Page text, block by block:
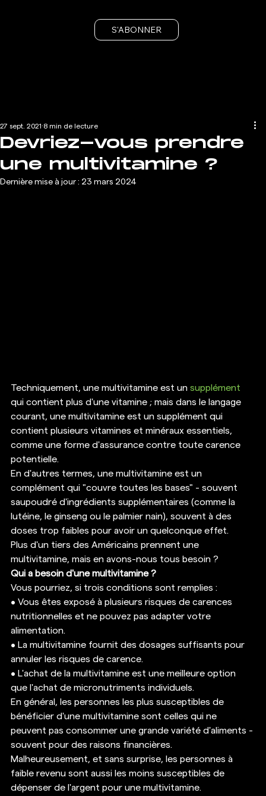
S'ABONNER
Devriez-vous prendre
une multivitamine ?
27 sept. 2021 8 min de lecture
Dernière mise à jour : 23 mars 2024
Techniquement, une multivitamine est un supplément
qui contient plus d'une vitamine ; mais dans le langage
courant, une multivitamine est un supplément qui
contient plusieurs vitamines et minéraux essentiels,
comme une forme d'assurance contre toute carence
potentielle.
En d'autres termes, une multivitamine est un
complément qui "couvre toutes les bases" - souvent
saupoudré d'ingrédients supplémentaires (comme la
lutéine, le ginseng ou le palmier nain), souvent à des
doses trop faibles pour avoir un quelconque effet.
Plus d'un tiers des Américains prennent une
multivitamine, mais en avons-nous tous besoin ?
Qui a besoin d'une multivitamine ?
Vous pourriez, si trois conditions sont remplies :
• Vous êtes exposé à plusieurs risques de carences
nutritionnelles et ne pouvez pas adapter votre
alimentation.
• La multivitamine fournit des dosages suffisants pour
annuler les risques de carence.
• L'achat de la multivitamine est une meilleure option
que l'achat de micronutriments individuels.
En général, les personnes les plus susceptibles de
bénéficier d'une multivitamine sont celles qui ne
peuvent pas consommer une grande variété d'aliments -
souvent pour des raisons financières.
Malheureusement, et sans surprise, les personnes à
faible revenu sont aussi les moins susceptibles de
dépenser de l'argent pour une multivitamine.